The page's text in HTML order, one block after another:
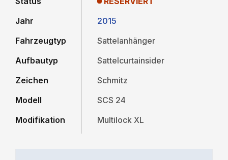
Jahr
Fahrzeugtyp
Aufbautyp
Zeichen
Modell
Modifikation
2015
Sattelanhänger
Sattelcurtainsider
Schmitz
SCS 24
Multilock XL